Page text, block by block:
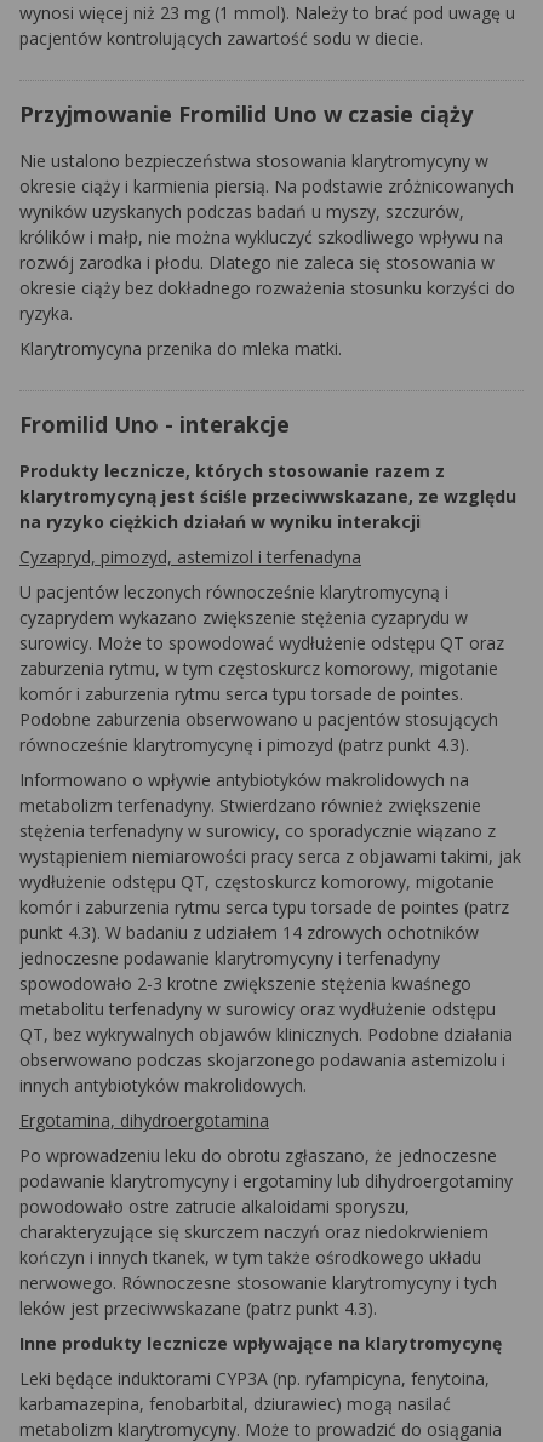
wynosi więcej niż 23 mg (1 mmol). Należy to brać pod uwagę u
pacjentów kontrolujących zawartość sodu w diecie.
Przyjmowanie Fromilid Uno w czasie ciąży
Nie ustalono bezpieczeństwa stosowania klarytromycyny w
okresie ciąży i karmienia piersią. Na podstawie zróżnicowanych
wyników uzyskanych podczas badań u myszy, szczurów,
królików i małp, nie można wykluczyć szkodliwego wpływu na
rozwój zarodka i płodu. Dlatego nie zaleca się stosowania w
okresie ciąży bez dokładnego rozważenia stosunku korzyści do
ryzyka.
Klarytromycyna przenika do mleka matki.
Fromilid Uno - interakcje
Produkty lecznicze, których stosowanie razem z
klarytromycyną jest ściśle przeciwwskazane, ze względu
na ryzyko ciężkich działań w wyniku interakcji
Cyzapryd, pimozyd, astemizol i terfenadyna
U pacjentów leczonych równocześnie klarytromycyną i
cyzaprydem wykazano zwiększenie stężenia cyzaprydu w
surowicy. Może to spowodować wydłużenie odstępu QT oraz
zaburzenia rytmu, w tym częstoskurcz komorowy, migotanie
komór i zaburzenia rytmu serca typu torsade de pointes.
Podobne zaburzenia obserwowano u pacjentów stosujących
równocześnie klarytromycynę i pimozyd (patrz punkt 4.3).
Informowano o wpływie antybiotyków makrolidowych na
metabolizm terfenadyny. Stwierdzano również zwiększenie
stężenia terfenadyny w surowicy, co sporadycznie wiązano z
wystąpieniem niemiarowości pracy serca z objawami takimi, jak
wydłużenie odstępu QT, częstoskurcz komorowy, migotanie
komór i zaburzenia rytmu serca typu torsade de pointes (patrz
punkt 4.3). W badaniu z udziałem 14 zdrowych ochotników
jednoczesne podawanie klarytromycyny i terfenadyny
spowodowało 2-3 krotne zwiększenie stężenia kwaśnego
metabolitu terfenadyny w surowicy oraz wydłużenie odstępu
QT, bez wykrywalnych objawów klinicznych. Podobne działania
obserwowano podczas skojarzonego podawania astemizolu i
innych antybiotyków makrolidowych.
Ergotamina, dihydroergotamina
Po wprowadzeniu leku do obrotu zgłaszano, że jednoczesne
podawanie klarytromycyny i ergotaminy lub dihydroergotaminy
powodowało ostre zatrucie alkaloidami sporyszu,
charakteryzujące się skurczem naczyń oraz niedokrwieniem
kończyn i innych tkanek, w tym także ośrodkowego układu
nerwowego. Równoczesne stosowanie klarytromycyny i tych
leków jest przeciwwskazane (patrz punkt 4.3).
Inne produkty lecznicze wpływające na klarytromycynę
Leki będące induktorami CYP3A (np. ryfampicyna, fenytoina,
karbamazepina, fenobarbital, dziurawiec) mogą nasilać
metabolizm klarytromycyny. Może to prowadzić do osiągania